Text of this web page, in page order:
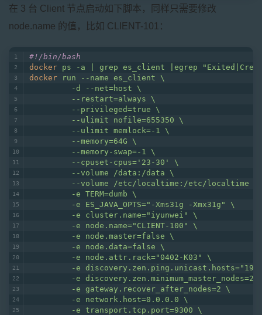
在 3 台 Client 节点启动如下脚本，同样只需要修改
node.name 的值，比如 CLIENT-101：
#!/bin/bash
docker ps -a | grep es_client |egrep
docker
run --name es_client \
         -d --net=host \
         --restart=always \
         --privileged=true \
         --ulimit nofile=655350 \
         --ulimit memlock=-1 \
         --memory=64G \
         --memory-swap=-1 \
         --cpuset-cpus='23-30' \
         --volume /data:/data \
         --volume /etc/localtime:/etc/localtime \
         -e TERM=dumb \
         -e ES_JAVA_OPTS="-Xms31g -Xmx31g" \
         -e cluster.name="iyunwei" \
         -e node.name="CLIENT-100" \
         -e node.master=false \
         -e node.data=false \
         -e node.attr.rack="0402-K03" \
-e
-e discovery.zen.minimum_master_nodes=2
         -e gateway.recover_after_nodes=2 \
         -e network.host=0.0.0.0 \
         -e transport.tcp.port=9300 \